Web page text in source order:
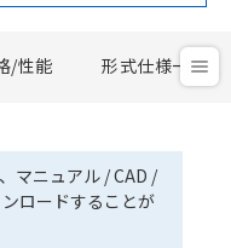
/性能 形式仕様一覧
マニュアル / CAD /
ロードすることが